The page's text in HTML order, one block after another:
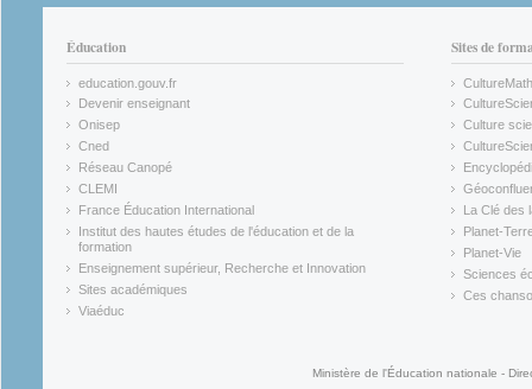
Éducation
education.gouv.fr
(link is external)
Devenir enseignant
(link is external)
Onisep
(link is external)
Cned
(link is external)
Réseau Canopé
(link is external)
CLEMI
(link is external)
France Éducation International
(link is external)
Institut des hautes études de l'éducation et de la
formation
(link is external)
Enseignement supérieur, Recherche et Innovation
(link is external)
Sites académiques
(link is external)
Viaéduc
Sites de
CultureMath
(link is
(link is
Culture
(link is
(link is
(link is
La Clé des
(link is
Planet-
(link is
Planet-Vie
(link is
Sciences
(link is
Ces
Ministère de l'Éducation nationale -